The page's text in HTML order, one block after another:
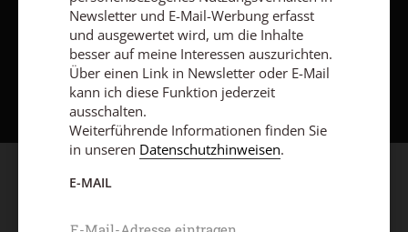
Nach oben
Newsletter und E-Mail-Werbung erfasst
und ausgewertet wird, um die Inhalte
besser auf meine Interessen auszurichten.
Über einen Link in Newsletter oder E-Mail
kann ich diese Funktion jederzeit
ausschalten.
Weiterführende Informationen finden Sie
in unseren Datenschutzhinweisen.
E-MAIL